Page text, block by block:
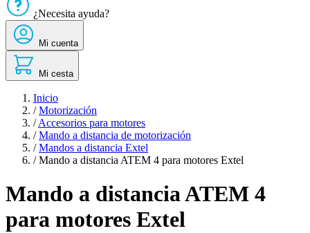
-
ahorro
de
energía
Seguridad
Confort
Oportunidades
¿Necesita ayuda?
Mi cuenta
Mi cesta
Inicio
/ Motorización
/ Accesorios para motores
/ Mando a distancia de motorización
/ Mandos a distancia Extel
/ Mando a distancia ATEM 4 para motores Extel
Mando a distancia ATEM 4
para motores Extel